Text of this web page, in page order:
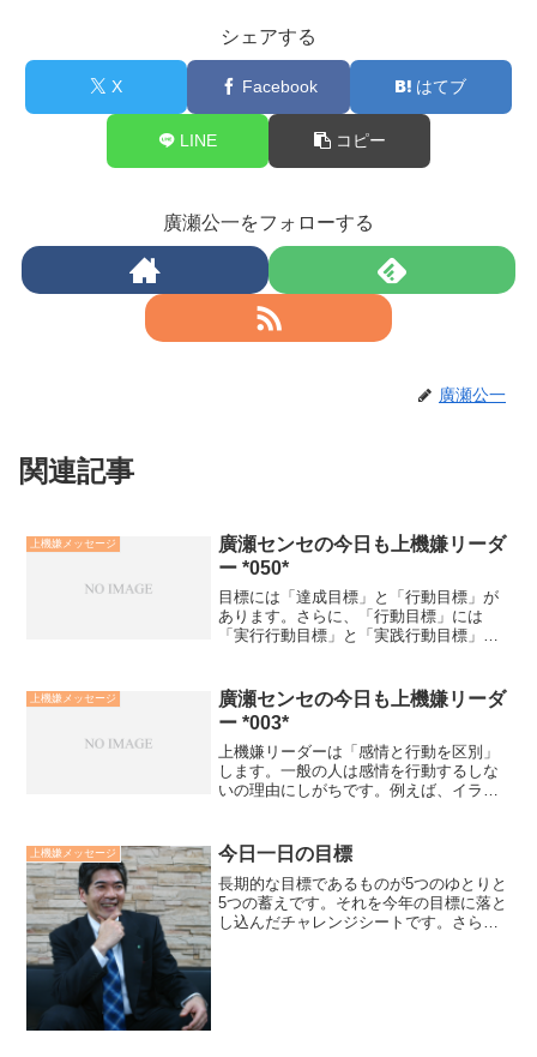
シェアする
X Facebook はてブ
LINE コピー
廣瀬公一をフォローする
廣瀬公一
関連記事
上機嫌メッセージ
廣瀬センセの今日も上機嫌リーダ
ー *050*
目標には「達成目標」と「行動目標」が
あります。さらに、「行動目標」には
「実行行動目標」と「実践行動目標」が
ならば、達成目標はHave目標 実行行動目
標はDo目標 実...
上機嫌メッセージ
廣瀬センセの今日も上機嫌リーダ
ー *003*
上機嫌リーダーは「感情と行動を区別」
します。一般の人は感情を行動するしな
いの理由にしがちです。例えば、イライ
ラする。だからこそ、微笑もう」「不安
だ。だからこそ、出来るこ...
上機嫌メッセージ 今日一日の目標
長期的な目標であるものが5つのゆとりと
5つの蓄えです。それを今年の目標に落と
し込んだチャレンジシートです。さら